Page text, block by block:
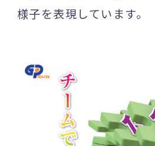
様子を表現しています。